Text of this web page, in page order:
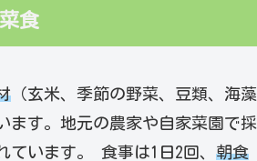
食
（玄米、季節の野菜、豆類、海藻
ます。地元の農家や自家菜園で採
います。 食事は1日2回、 朝食